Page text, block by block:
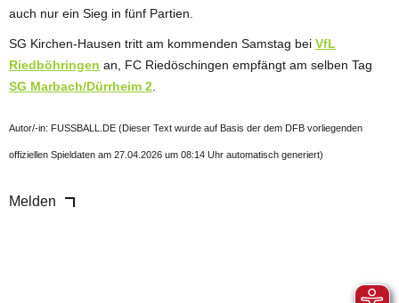
auch nur ein Sieg in fünf Partien.
SG Kirchen-Hausen tritt am kommenden Samstag bei VfL
Riedböhringen an, FC Riedöschingen empfängt am selben Tag
SG Marbach/Dürrheim 2
Autor/-in: FUSSBALL.DE (Dieser Text wurde auf Basis der dem DFB vorliegenden
offiziellen Spieldaten am 27.04.2026 um 08:14 Uhr automatisch generiert)
Melden